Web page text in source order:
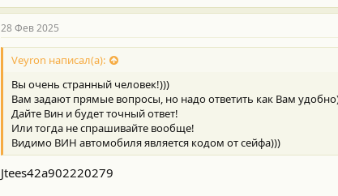
28 Фев 2025
Veyron написал(а):
Вы очень странный человек!)))
Вам задают прямые вопросы, но надо ответить как Вам
Дайте Вин и будет точный ответ!
Или тогда не спрашивайте вообще!
Видимо ВИН автомобиля является кодом от сейфа)))
Jtees42a902220279